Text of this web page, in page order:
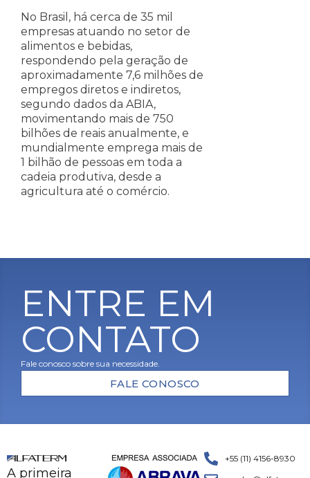
No Brasil, há cerca de 35 mil
empresas atuando no setor de
alimentos e bebidas,
respondendo pela geração de
aproximadamente 7,6 milhões de
empregos diretos e indiretos,
segundo dados da ABIA,
movimentando mais de 750
bilhões de reais anualmente, e
mundialmente emprega mais de
1 bilhão de pessoas em toda a
cadeia produtiva, desde a
agricultura até o comércio.
ENTRE EM
CONTATO
Fale conosco sobre sua necessidade.
FALE CONOSCO
A primeira
+55 (11) 4156-8930